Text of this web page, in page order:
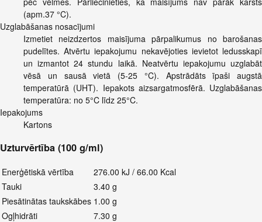
(apm.37 °C).
Uzglabāšanas nosacījumi
Izmetiet neizdzertos maisījuma pārpalikumus no barošanas
pudelītes. Atvērtu iepakojumu nekavējoties ievietot ledusskapī
un izmantot 24 stundu laikā. Neatvērtu iepakojumu uzglabāt
vēsā un sausā vietā (5-25 °C). Apstrādāts īpaši augstā
temperatūrā (UHT). Iepakots aizsargatmosfērā. Uzglabāšanas
temperatūra: no 5°C līdz 25°C.
Iepakojums
Kartons
Uzturvērtība (100 g/ml)
Enerģētiskā vērtība
276.00 kJ / 66.00 Kcal
Tauki
3.40 g
Piesātinātas taukskābes 1.00 g
Ogļhidrāti
7.30 g